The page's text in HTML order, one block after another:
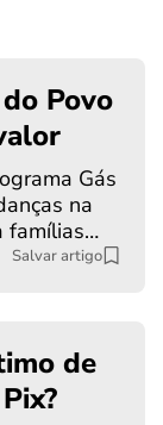
Povo
Gás
na
famílias…
Salvar artigo
de